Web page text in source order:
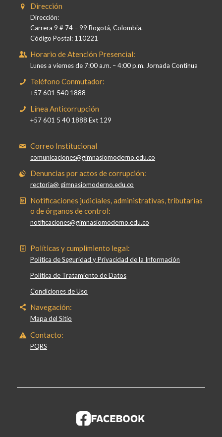
Dirección
Dirección:
Carrera 9 # 74 – 99 Bogotá, Colombia.
Código Postal: 110221
Horario de Atención Presencial:
Lunes a viernes de 7:00 a.m. – 4:00 p.m. Jornada Continua
Teléfono Conmutador:
+57 601 540 1888
Línea Anticorrupción
+57 601 5 40 1888 Ext 129
Correo Institucional
comunicaciones@gimnasiomoderno.edu.co
Denuncias por actos de corrupción:
rectoria@ gimnasiomoderno.edu.co
Notificaciones judiciales, administrativas, tributarias
o de órganos de control:
notificaciones@gimnasiomoderno.edu.co
Políticas y cumplimiento legal:
Política de Seguridad y Privacidad de la Información
Política de Tratamiento de Datos
Condiciones de Uso
Navegación:
Mapa del Sitio
Contacto:
PQRS